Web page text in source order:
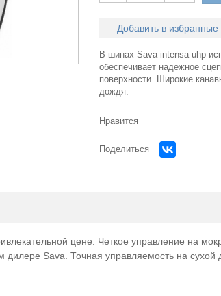
Добавить в избранные
В шинах Sava intensa uhp
обеспечивает надежное
поверхности. Широкие
дождя.
Нравится
Поделиться
цене. Четкое управление на
Sava. Точная управляемость на сухой